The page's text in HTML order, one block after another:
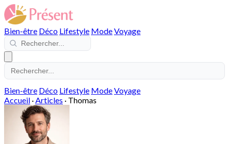
Bien-être Déco Lifestyle ModeVoyage
Bien-être Déco Lifestyle ModeVoyage
Accueil ·Articles · Thomas